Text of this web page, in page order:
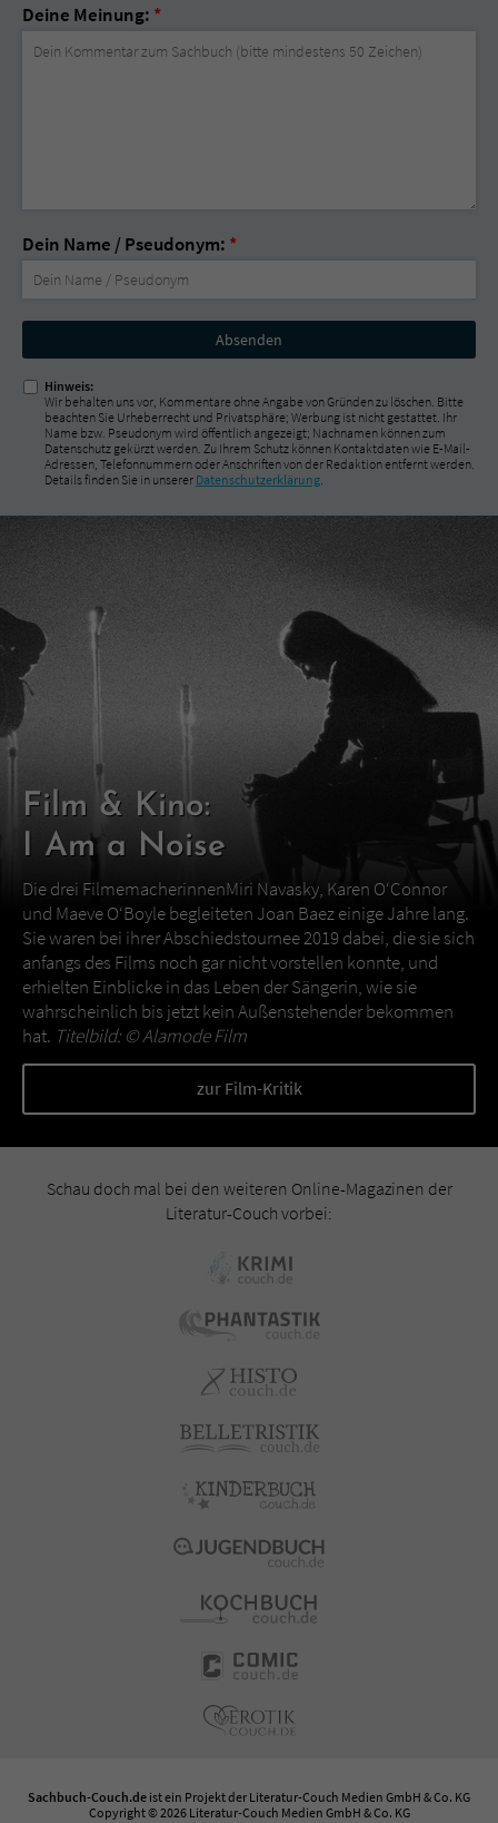
Deine Meinung: *
Dein Name / Pseudonym: *
Nicht
ausfüllen!
Hinweis:
Wir behalten uns vor, Kommentare ohne Angabe von Gründen zu löschen. Bitte
beachten Sie Urheberrecht und Privatsphäre; Werbung ist nicht gestattet. Ihr
Name bzw. Pseudonym wird öffentlich angezeigt; Nachnamen können zum
Datenschutz gekürzt werden. Zu Ihrem Schutz können Kontaktdaten wie E-Mail-
Adressen, Telefonnummern oder Anschriften von der Redaktion entfernt werden.
Details finden Sie in unserer Datenschutzerklärung
Film & Kino:
I Am a Noise
Die drei FilmemacherinnenMiri Navasky, Karen O‘Connor
und Maeve O‘Boyle begleiteten Joan Baez einige Jahre lang.
Sie waren bei ihrer Abschiedstournee 2019 dabei, die sie sich
anfangs des Films noch gar nicht vorstellen konnte, und
erhielten Einblicke in das Leben der Sängerin, wie sie
wahrscheinlich bis jetzt kein Außenstehender bekommen
hat. Titelbild: ©Alamode Film
zur Film-Kritik
Schau doch mal bei den weiteren Online-Magazinen der
Literatur-Couch vorbei:
Sachbuch-Couch.de ist ein Projekt der Literatur-Couch Medien GmbH & Co. KG
Copyright © 2026 Literatur-Couch Medien GmbH & Co. KG